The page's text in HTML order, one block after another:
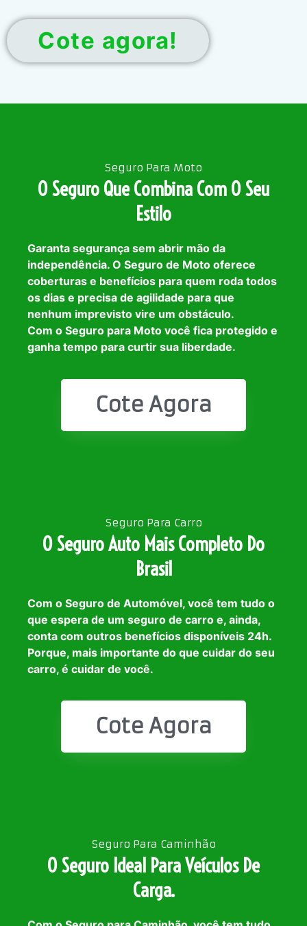
Cote agora!
Seguro Para Moto
O Seguro Que Combina Com O Seu
Estilo
Garanta segurança sem abrir mão da
independência. O Seguro de Moto oferece
coberturas e benefícios para quem roda todos
os dias e precisa de agilidade para que
nenhum imprevisto vire um obstáculo.
Com o Seguro para Moto você fica protegido e
ganha tempo para curtir sua liberdade.
Cote Agora
Seguro Para Carro
O Seguro Auto Mais Completo Do
Brasil
Com o Seguro de Automóvel, você tem tudo o
que espera de um seguro de carro e, ainda,
conta com outros benefícios disponíveis 24h.
Porque, mais importante do que cuidar do seu
carro, é cuidar de você.
Cote Agora
Seguro Para Caminhão
O Seguro Ideal Para Veículos De
Carga.